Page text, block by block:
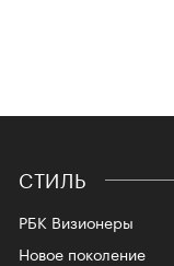
СТИЛЬ
РБК Визионеры
Новое поколение